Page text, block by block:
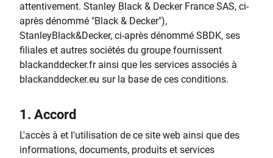
attentivement. Stanley Black & Decker France SAS, ci-
après dénommé "Black & Decker"),
StanleyBlack&Decker, ci-après dénommé SBDK, ses
filiales et autres sociétés du groupe fournissent
blackanddecker.fr ainsi que les services associés à
blackanddecker.eu sur la base de ces conditions.
1. Accord
L'accès à et l'utilisation de ce site web ainsi que des
informations, documents, produits et services